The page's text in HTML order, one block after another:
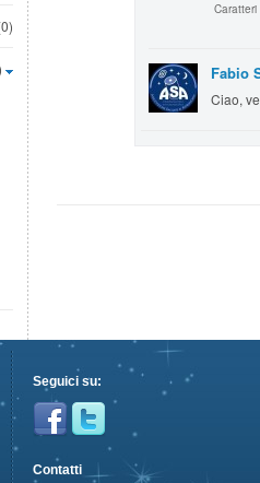
Fabio
Ciao,
Seguici su:
Contatti